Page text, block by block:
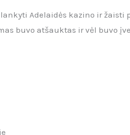
Adelaidės kazino ir žaisti
buvo atšauktas ir vėl buvo